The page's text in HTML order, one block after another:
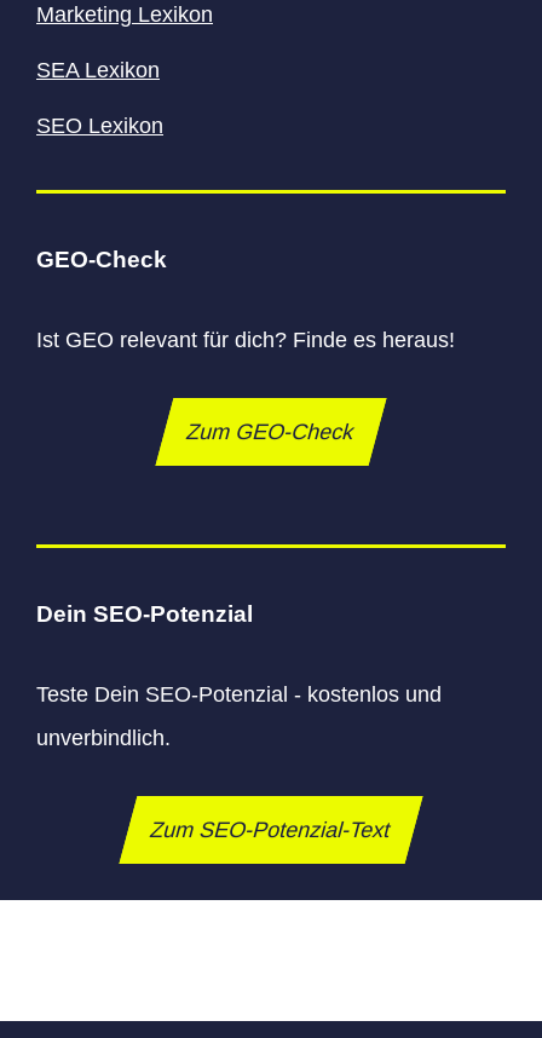
Marketing Lexikon
SEA Lexikon
SEO Lexikon
GEO-Check
Ist GEO relevant für dich? Finde es heraus!
Zum GEO-Check
Dein SEO-Potenzial
Teste Dein SEO-Potenzial - kostenlos und
unverbindlich.
Zum SEO-Potenzial-Text